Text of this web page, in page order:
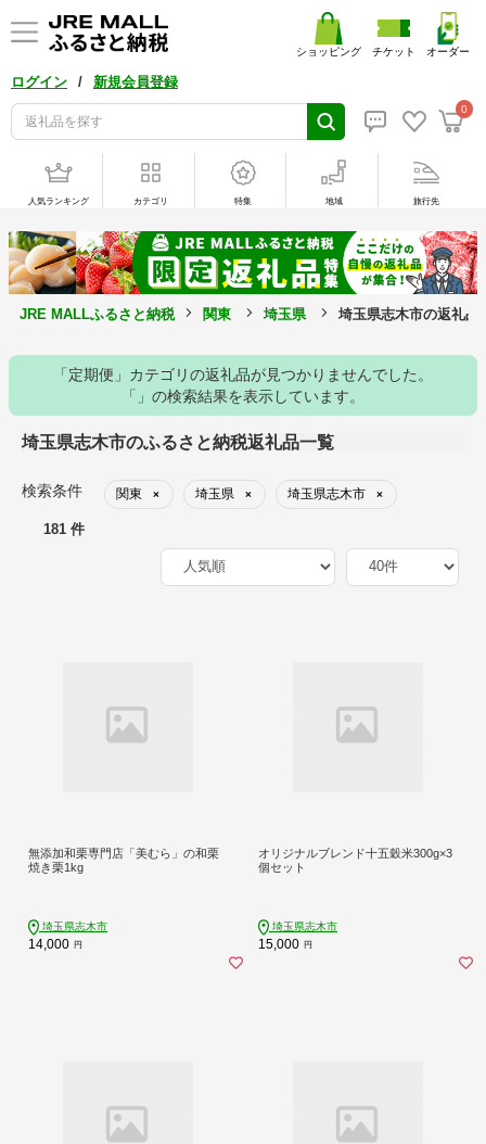
ログイン / 新規会員登録
0
ショッピング チケット オーダー
人気ランキング カテゴリ 特集 地域 旅行先
JRE MALLふるさと納税 関東 埼玉県 埼玉県志木市の返礼品
「定期便」カテゴリの返礼品が見つかりませんでした。
「」の検索結果を表示しています。
埼玉県志木市のふるさと納税返礼品一覧
検索条件 関東 × 埼玉県 × 埼玉県志木市 ×
181 件
無添加和栗専門店「美むら」の和栗
焼き栗1kg
埼玉県志木市
14,000 円
オリジナルブレンド十五穀米300g×3
個セット
埼玉県志木市
15,000 円